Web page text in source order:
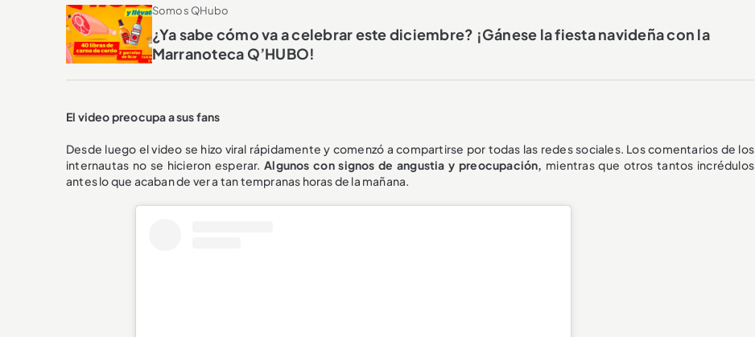
Somos QHubo
¿Ya sabe cómo va a celebrar este diciembre? ¡Gánese la fiesta navideña con la
Marranoteca Q’HUBO!
El video preocupa a sus fans
Desde luego el video se hizo viral rápidamente y comenzó a compartirse por todas las redes sociales. Los comentarios de los
internautas no se hicieron esperar.Algunos con signos de angustia y preocupación, mientras que otros tantos incrédulos
antes lo que acaban de ver a tan tempranas horas de la mañana.